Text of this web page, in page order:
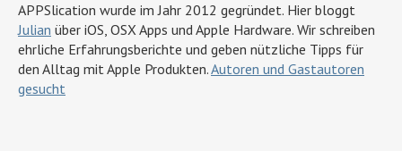
APPSlication wurde im Jahr 2012 gegründet. Hier bloggt
Julian über iOS, OSX Apps und Apple Hardware. Wir schreiben
ehrliche Erfahrungsberichte und geben nützliche Tipps für
den Alltag mit Apple Produkten.Autoren und Gastautoren
gesucht